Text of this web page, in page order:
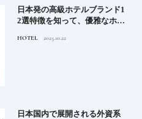
日本発の高級ホテルブランド1
2選特徴を知って、優雅なホテ
ンド大解剖①
HOTEL 2025.10.22
日本国内で展開される外資系